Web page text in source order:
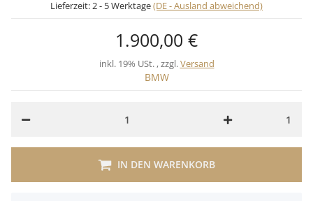
Lieferzeit:2 - 5 Werktage(DE - Ausland abweichend)
1.900,00 €
inkl. 19% USt. , zzgl.Versand
BMW
1
IN DEN WARENKORB